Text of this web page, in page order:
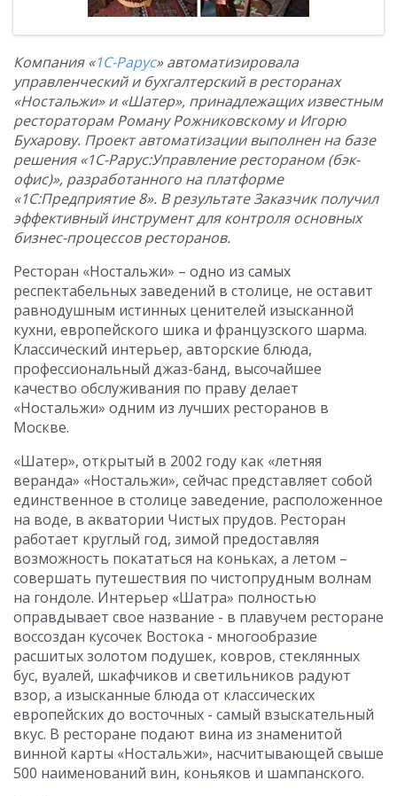
Компания «1С-Рарус» автоматизировала
управленческий и бухгалтерский в ресторанах
«Ностальжи» и «Шатер», принадлежащих известным
рестораторам Роману Рожниковскому и Игорю
Бухарову. Проект автоматизации выполнен на базе
решения «1С-Рарус:Управление рестораном (бэк-
офис)», разработанного на платформе
«1С:Предприятие 8». В результате Заказчик получил
эффективный инструмент для контроля основных
бизнес-процессов ресторанов.
Ресторан «Ностальжи» – одно из самых
респектабельных заведений в столице, не оставит
равнодушным истинных ценителей изысканной
кухни, европейского шика и французского шарма.
Классический интерьер, авторские блюда,
профессиональный джаз-банд, высочайшее
качество обслуживания по праву делает
«Ностальжи» одним из лучших ресторанов в
Москве.
«Шатер», открытый в 2002 году как «летняя
веранда» «Ностальжи», сейчас представляет собой
единственное в столице заведение, расположенное
на воде, в акватории Чистых прудов. Ресторан
работает круглый год, зимой предоставляя
возможность покататься на коньках, а летом –
совершать путешествия по чистопрудным волнам
на гондоле. Интерьер «Шатра» полностью
оправдывает свое название - в плавучем ресторане
воссоздан кусочек Востока - многообразие
расшитых золотом подушек, ковров, стеклянных
бус, вуалей, шкафчиков и светильников радуют
взор, а изысканные блюда от классических
европейских до восточных - самый взыскательный
вкус. В ресторане подают вина из знаменитой
винной карты «Ностальжи», насчитывающей свыше
500 наименований вин, коньяков и шампанского.